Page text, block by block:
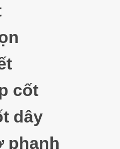
cốt
dây
phanh